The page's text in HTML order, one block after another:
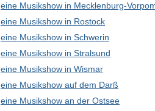
eine Musikshow in Mecklenburg-
eine Musikshow in Rostock
eine Musikshow in Schwerin
eine Musikshow in Stralsund
eine Musikshow in Wismar
eine Musikshow auf dem Darß
eine Musikshow an der Ostsee